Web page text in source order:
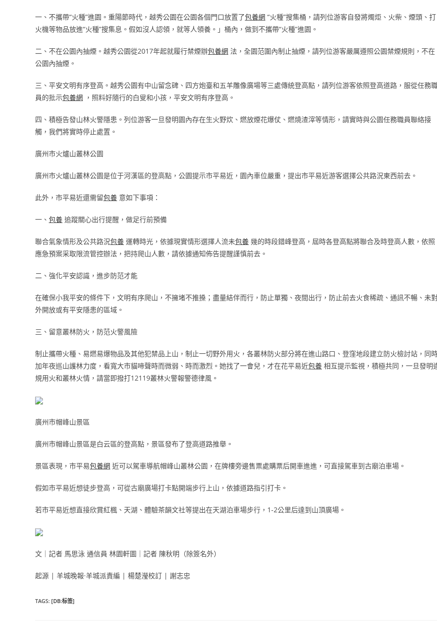
一、不攜帶“火種”進園。重陽節時代，越秀公園在公園各個門口放置了包養網 “火種”搜集桶，請列位游客自發將燭炬、火柴、煙頭、打
火機等物品放進“火種”搜集息。假如沒人認領，就等人領養。」桶內，做到不攜帶“火種”進園。
二、不在公園內抽煙。越秀公園從2017年起就履行禁煙辦包養網 法，全園范圍內制止抽煙，請列位游客嚴厲遵照公園禁煙規則，不在
公園內抽煙。
三、平安文明有序登高。越秀公園有中山留念碑、四方炮臺和五羊雕像廣場等三處傳統登高點，請列位游客依照登高道路，服從任務
員的批示包養網 ，照料好隨行的白叟和小孩，平安文明有序登高。
四、積極告發山林火警隱患。列位游客一旦發明園內存在生火野炊、燃放煙花爆仗、燃燒渣滓等情形，請實時與公園任務職員聯絡接
觸，我們將實時停止處置。
廣州市火爐山叢林公園
廣州市火爐山叢林公園是位于河漢區的登高點，公園提示市平易近，園內車位嚴重，提出市平易近游客選擇公共路況東西前去。
此外，市平易近還需留包養 意如下事項：
一、 包養 追蹤關心出行提醒，做足行前預備
聯合氣象情形及公共路況包養 運轉時光，依據現實情形選擇人流未包養 幾的時段錯峰登高，屆時各登高點將聯合及時登高人數，依照
應急預案采取限流管控辦法，把持爬山人數，請依據通知佈告提醒謹慎前去。
二、強化平安認識，進步防范才能
在確保小我平安的條件下，文明有序爬山，不擁堵不推搡；盡量結伴而行，防止單獨、夜間出行，防止前去火食稀疏、通訊不暢、未
外開放或有平安隱患的區域。
三、留意叢林防火，防范火警風險
制止攜帶火種、易燃易爆物品及其他犯禁品上山，制止一切野外用火，各叢林防火部分將在進山路口、登窪地段建立防火檢討站，同
加年夜巡山護林力度，看寬大市貓啼聲時而微弱、時而激烈。她找了一會兒，才在花平易近包養 相互提示監視，積極共同，一旦發明
規用火和叢林火情，請當即撥打12119叢林火警報警德律風。
廣州市帽峰山景區
廣州市帽峰山景區是白云區的登高點，景區發布了登高道路推舉。
景區表現，市平易包養網 近可以駕車導航帽峰山叢林公園，在牌樓旁邊售票處購票后開車進進，可直接駕車到古廟泊車場。
假如市平易近想徒步登高，可從古廟廣場打卡點開端步行上山，依據道路指引打卡。
若市平易近想直接欣賞紅楓、天湖、體驗茶韻文社等提出在天湖泊車場步行，1-2公里后達到山頂廣場。
文｜記者 馬思泳 通信員 林園軒圖｜記者 陳秋明（除簽名外）
起源 | 羊城晚報·羊城派責編 | 楊楚瀅校訂 | 謝志忠
TAGS: [DB:标签]